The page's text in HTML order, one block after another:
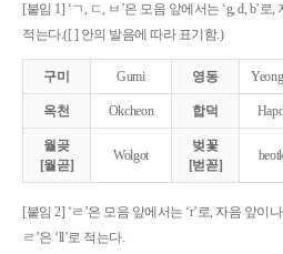
[붙임 1] ‘ㄱ, ㄷ, ㅂ’은 모음 앞에서는 ‘g, d, b’로
적는다.([ ] 안의 발음에 따라 표기함.)
구미 Gumi 영동
옥천 Okcheon 합덕
월곶
[월곧]
Wolgot
벚꽃
[벋꼳]
[붙임 2] ‘ㄹ’은 모음 앞에서는 ‘r’로, 자음 앞이
ㄹ’은 ‘ll’로 적는다.